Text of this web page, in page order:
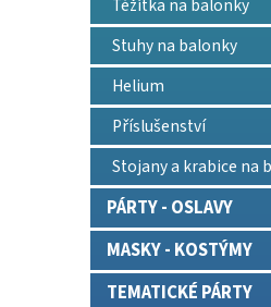
Těžítka na balonky
Stuhy na balonky
Helium
Příslušenství
Stojany a krabice na
PÁRTY - OSLAVY
MASKY - KOSTÝMY
TEMATICKÉ PÁRTY